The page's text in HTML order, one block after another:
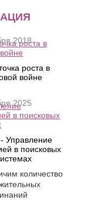
роста в
войне
2018
Управление
в поисковых
2025
количество